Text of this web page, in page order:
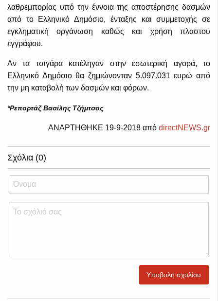
λαθρεμπορίας υπό την έννοια της αποστέρησης δασμών
από το Ελληνικό Δημόσιο, ένταξης και συμμετοχής σε
εγκληματική οργάνωση καθώς και χρήση πλαστού
εγγράφου.
Αν τα τσιγάρα κατέληγαν στην εσωτερική αγορά, το
Ελληνικό Δημόσιο θα ζημιώνονταν 5.097.031 ευρώ από
την μη καταβολή των δασμών και φόρων.
*Ρεπορτάζ Βασίλης Τζήμτσος
ΑΝΑΡΤΗΘΗΚΕ 19-9-2018 από directNEWS.gr
Σχόλια (0)
Υποβολή σχολίου